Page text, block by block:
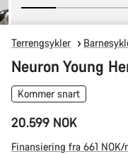
Terrengsykler
Neuron Young
Kommer snart
20.599 NOK
Finansiering fra 661 NOK/